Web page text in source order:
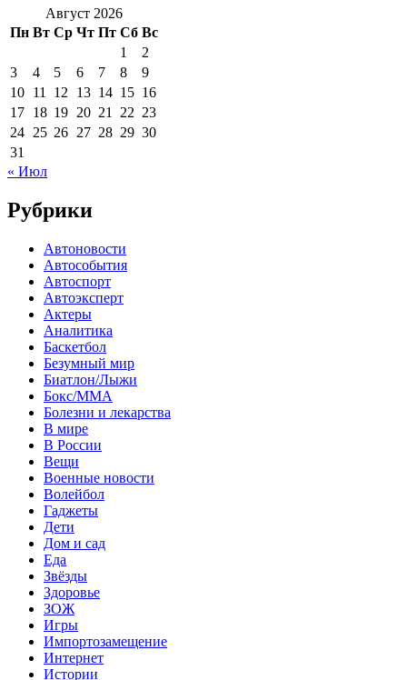
Август 2026
Пн Вт Ср Чт Пт Сб Вс
1
2
3
4 5 6 7 8
9
10 11 12 13 14 15 16
17 18 19 20 21 22 23
24 25 26 27 28 29 30
31
« Июл
Рубрики
Автоновости
Автособытия
Автоспорт
Автоэксперт
Актеры
Аналитика
Баскетбол
Безумный мир
Биатлон/Лыжи
Бокс/MMA
Болезни и лекарства
В мире
В России
Вещи
Военные новости
Волейбол
Гаджеты
Дети
Дом и сад
Еда
Звёзды
Здоровье
ЗОЖ
Игры
Импортозамещение
Интернет
Истории